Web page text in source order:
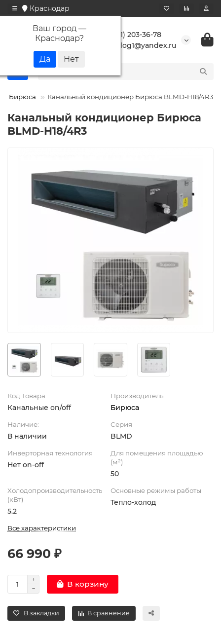
Краснодар
Ваш город —
Краснодар?
+7 (861) 203-36-78
buranlog1@yandex.ru
Бирюса Канальный кондиционер Бирюса BLMD-H18/4R3
Канальный кондиционер Бирюса
BLMD-H18/4R3
Код Товара
Канальные on/off
Производитель
Бирюса
Наличие:
В наличии
Серия
BLMD
Инверторная технология
Нет on-off
Для помещения площадью
(м²)
50
Холодопроизводительность
(кВт)
5.2
Основные режимы работы
Тепло-холод
Все характеристики
66 990 ₽
В корзину
В закладки В сравнение